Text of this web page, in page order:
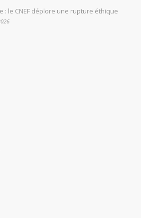
: le CNEF déplore une rupture éthique